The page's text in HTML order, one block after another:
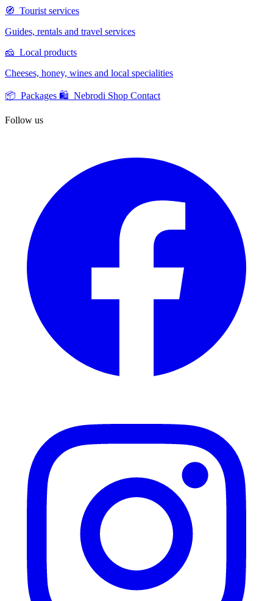
🧭 Tourist services
Guides, rentals and travel services
🧀 Local products
Cheeses, honey, wines and local specialities
📦 Packages 🛍️ Nebrodi Shop Contact
Follow us